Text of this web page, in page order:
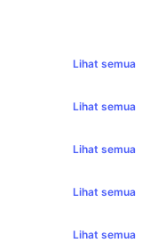
Lihat semua
Lihat semua
Lihat semua
Lihat semua
Lihat semua